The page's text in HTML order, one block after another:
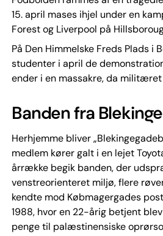
15. april mases ihjel under en
Forest og Liverpool på
På Den Himmelske Freds Plads i
studenter i april de
ender i en massakre, da
Banden fra
Herhjemme bliver
medlem kører galt i en lejet
årrække begik banden, der
venstreorienteret miljø, flere
kendte mod Købmagergades
1988, hvor en 22-årig betjent
penge til palæstinensiske